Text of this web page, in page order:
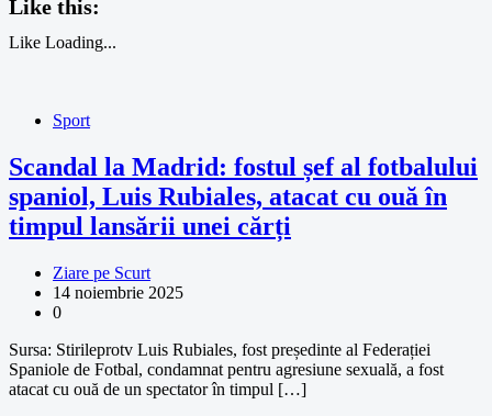
Like this:
Like Loading...
Sport
Scandal la Madrid: fostul șef al fotbalului
spaniol, Luis Rubiales, atacat cu ouă în
timpul lansării unei cărți
Ziare pe Scurt
14 noiembrie 2025
0
Sursa: Stirileprotv Luis Rubiales, fost președinte al Federației
Spaniole de Fotbal, condamnat pentru agresiune sexuală, a fost
atacat cu ouă de un spectator în timpul […]